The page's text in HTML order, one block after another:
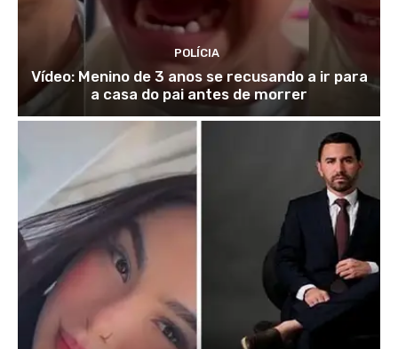
POLÍCIA
Vídeo: Menino de 3 anos se recusando a ir para
a casa do pai antes de morrer